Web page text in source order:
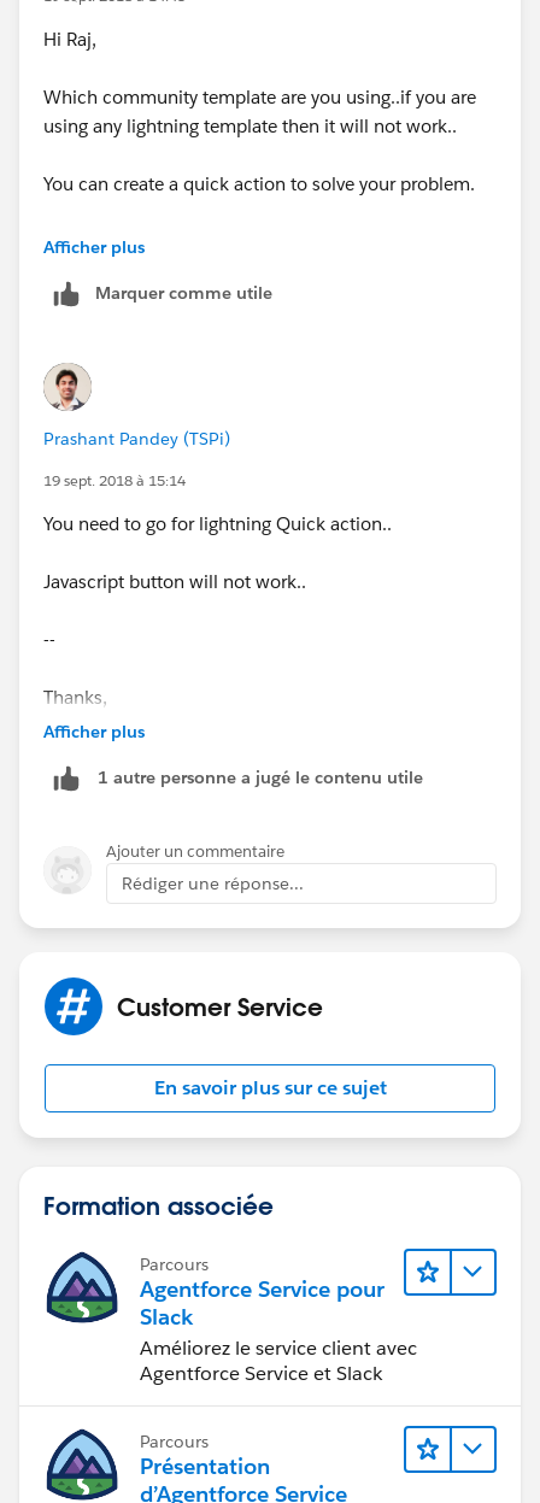
Hi Raj,
Which community template are you using..if you are
using any lightning template then it will not work..
You can create a quick action to solve your problem.
--
Thanks,
Afficher plus
Marquer comme utile
Prashant Pandey (TSPi)
19 sept. 2018 à 15:14
You need to go for lightning Quick action..
Javascript button will not work..
--
Thanks,
Afficher plus
1 autre personne a jugé le contenu utile
Ajouter un commentaire
Rédiger une réponse...
Customer Service
En savoir plus sur ce sujet
Formation associée
Parcours
Agentforce Service pour
Slack
Améliorez le service client avec
Agentforce Service et Slack
Parcours
Présentation
d’Agentforce Service